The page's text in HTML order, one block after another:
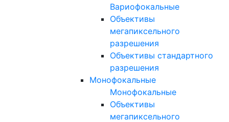
Вариофокальные
Объективы
мегапиксельного
разрешения
Объективы стандартного
разрешения
Монофокальные
Монофокальные
Объективы
мегапиксельного